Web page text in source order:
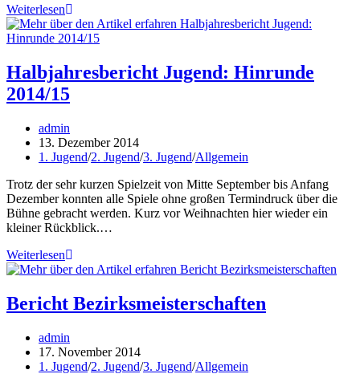
WeiterlesenNiedersächsische
Landesmeisterschaft
2015
Halbjahresbericht Jugend: Hinrunde
2014/15
Beitrags-
Autor:
admin
Beitrag
veröffentlicht:
13. Dezember 2014
Beitrags-
1. Jugend/2. Jugend/3. Jugend/Allgemein
Trotz der sehr kurzen Spielzeit von Mitte September bis Anfang
Dezember konnten alle Spiele ohne großen Termindruck über die
Bühne gebracht werden. Kurz vor Weihnachten hier wieder ein
kleiner Rückblick.…
WeiterlesenHalbjahresbericht
Jugend:
2014/15
Bericht Bezirksmeisterschaften
Beitrags-
Autor:
admin
Beitrag
veröffentlicht:
17. November 2014
Beitrags-
1. Jugend/2. Jugend/3. Jugend/Allgemein